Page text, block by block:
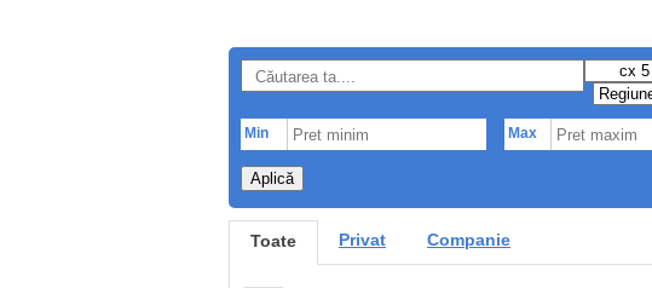
Min Max
Aplică
Toate Privat Companie